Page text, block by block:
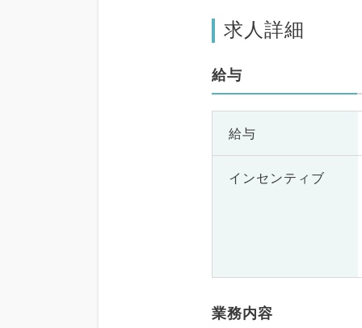
求人詳細
給与
給与
インセンティブ
業務内容